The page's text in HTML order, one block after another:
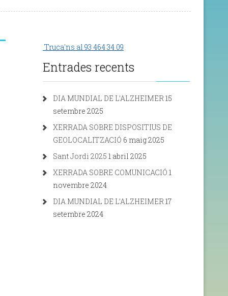
Truca'ns al 93 464 34 09
Entrades recents
DIA MUNDIAL DE L’ALZHEIMER15
setembre 2025
XERRADA SOBRE DISPOSITIUS DE
GEOLOCALITZACIÓ 6 maig 2025
Sant Jordi 2025 1 abril 2025
XERRADA SOBRE COMUNICACIÓ 1
novembre 2024
DIA MUNDIAL DE L’ALZHEIMER17
setembre 2024